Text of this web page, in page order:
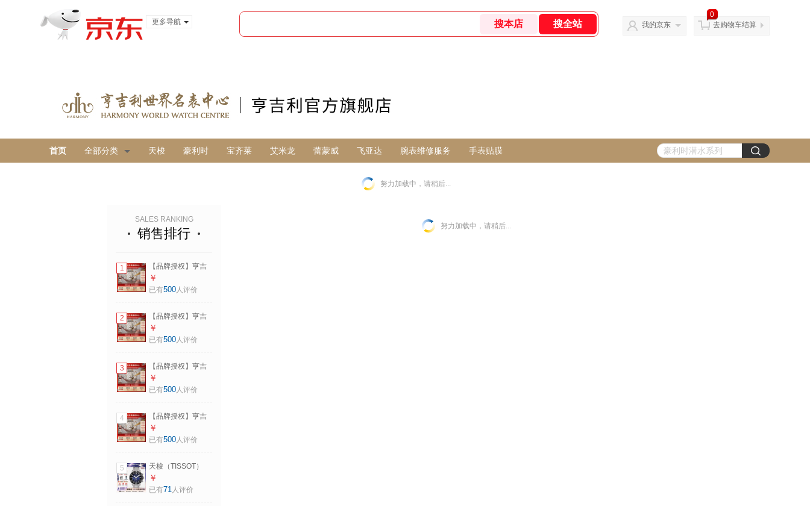
更多导航
我的京东
0
去购物车结算
首页 全部分类 天梭 豪利时 宝齐莱 艾米龙 蕾蒙威 飞亚达 腕表维修服务 手表贴膜
努力加载中，请稍后...
SALES RANKING
销售排行
1
【品牌授权】亨吉
利手表维修保养换
电池抛光翻新配件
￥
已有500人评价
2
【品牌授权】亨吉
利手表维修保养换
电池抛光翻新配件
￥
已有500人评价
3
【品牌授权】亨吉
利手表维修保养换
电池抛光翻新配件
￥
已有500人评价
4
【品牌授权】亨吉
利手表维修保养换
电池抛光翻新配件
￥
已有500人评价
5
天梭（TISSOT）
【七夕礼物】瑞士
手表瑞士海星系列
￥
已有71人评价
努力加载中，请稍后...